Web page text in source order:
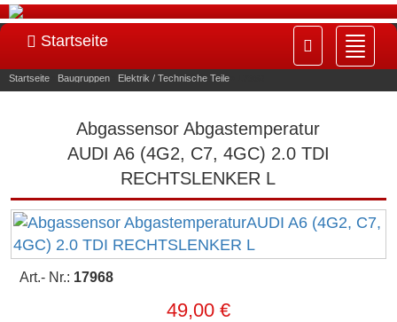
ein-/
Startseite
Startseite Baugruppen Elektrik / Technische Teile
Abgassensor Abgastemperatur
AUDI A6 (4G2, C7, 4GC) 2.0 TDI
RECHTSLENKER L
Art.- Nr.: 17968
49,00 €